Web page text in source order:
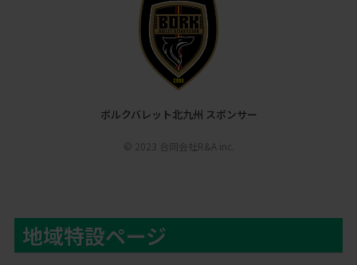
ボルクバレット北九州 スポンサー
© 2023 合同会社R&A inc.
地域特設ページ